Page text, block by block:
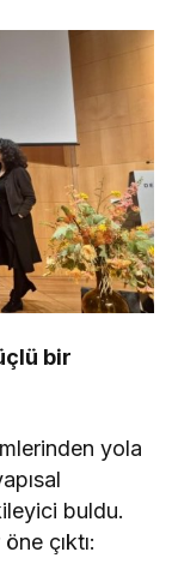
bir
yola
buldu.
çıktı: